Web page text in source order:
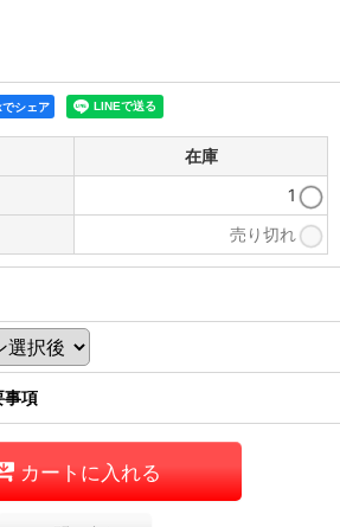
シェア
在庫
1
売り切れ
事項
カートに入れる